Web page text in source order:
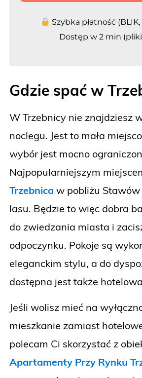
Szybka płatność
Dostęp w 2 min
Gdzie spać w
W Trzebnicy nie znajdziesz
noclegu. Jest to mała
wybór jest mocno
Najpopularniejszym
Trzebnica w pobliżu Stawów
lasu. Będzie to więc dobra
do zwiedzania miasta i
odpoczynku. Pokoje są
eleganckim stylu, a do
dostępna jest także
Jeśli wolisz mieć na
mieszkanie zamiast
polecam Ci skorzystać z
Apartamenty Przy Rynku